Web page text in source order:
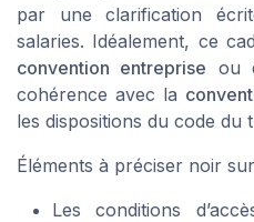
par une clarification
salaries. Idéalement, ce
convention entreprise ou
cohérence avec la
les dispositions du code du
Éléments à préciser noir
Les conditions